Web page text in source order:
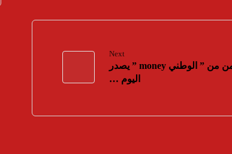
Next
العدد الثامن من ” الوطني money ” يصدر
اليوم …